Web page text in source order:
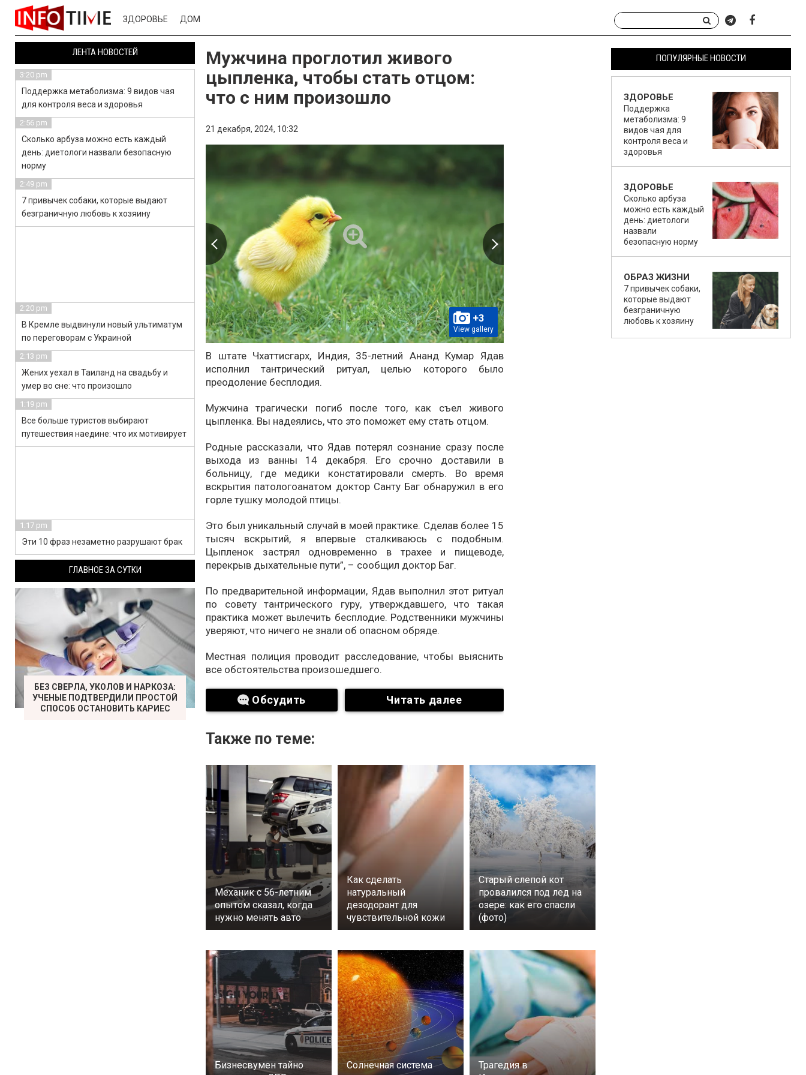
ЗДОРОВЬЕ ДОМ
Мужчина проглотил живого
цыпленка, чтобы стать отцом:
что с ним произошло
21 декабря, 2024, 10:32
+3
View gallery
В штате Чхаттисгарх, Индия, 35-летний Ананд Кумар Ядав
исполнил тантрический ритуал, целью которого было
преодоление бесплодия.
Мужчина трагически погиб после того, как съел живого
цыпленка. Вы надеялись, что это поможет ему стать отцом.
Родные рассказали, что Ядав потерял сознание сразу после
выхода из ванны 14 декабря. Его срочно доставили в
больницу, где медики констатировали смерть. Во время
вскрытия патологоанатом доктор Санту Баг обнаружил в его
горле тушку молодой птицы.
Это был уникальный случай в моей практике. Сделав более 15
тысяч вскрытий, я впервые сталкиваюсь с подобным.
Цыпленок застрял одновременно в трахее и пищеводе,
перекрыв дыхательные пути”, – сообщил доктор Баг.
По предварительной информации, Ядав выполнил этот ритуал
по совету тантрического гуру, утверждавшего, что такая
практика может вылечить бесплодие. Родственники мужчины
уверяют, что ничего не знали об опасном обряде.
Местная полиция проводит расследование, чтобы выяснить
все обстоятельства произошедшего.
Обсудить Читать далее
Также по теме:
Механик с 56-летним
опытом сказал, когда
нужно менять авто
Как сделать
натуральный
дезодорант для
чувствительной кожи
Старый слепой кот
провалился под лед на
озере: как его спасли
(фото)
Бизнесвумен тайно
Солнечная система
Трагедия в
ПОПУЛЯРНЫЕ НОВОСТИ
ЗДОРОВЬЕ
Поддержка
метаболизма: 9
видов чая для
контроля веса и
здоровья
ЗДОРОВЬЕ
Сколько арбуза
можно есть каждый
день: диетологи
назвали
безопасную норму
ОБРАЗ ЖИЗНИ
7 привычек собаки,
которые выдают
безграничную
любовь к хозяину
ЛЕНТА НОВОСТЕЙ
3:20 pm
Поддержка метаболизма: 9 видов чая
для контроля веса и здоровья
2:56 pm
Сколько арбуза можно есть каждый
день: диетологи назвали безопасную
норму
2:49 pm
7 привычек собаки, которые выдают
безграничную любовь к хозяину
2:20 pm
В Кремле выдвинули новый ультиматум
по переговорам с Украиной
2:13 pm
Жених уехал в Таиланд на свадьбу и
умер во сне: что произошло
1:19 pm
Все больше туристов выбирают
путешествия наедине: что их мотивирует
1:17 pm
Эти 10 фраз незаметно разрушают брак
ГЛАВНОЕ ЗА СУТКИ
БЕЗ СВЕРЛА, УКОЛОВ И НАРКОЗА:
УЧЕНЫЕ ПОДТВЕРДИЛИ ПРОСТОЙ
СПОСОБ ОСТАНОВИТЬ КАРИЕС